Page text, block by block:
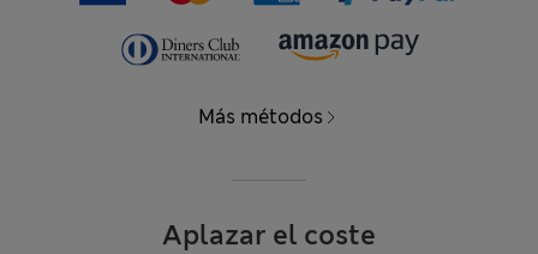
Más métodos
Aplazar el coste